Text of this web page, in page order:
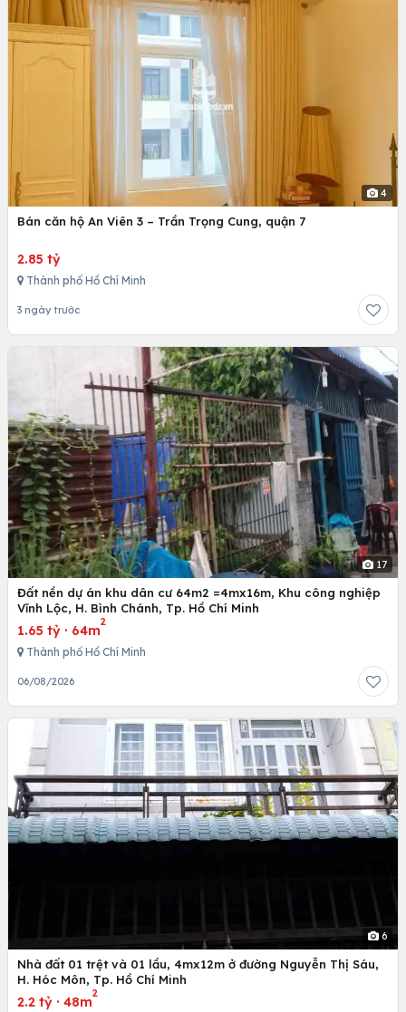
4
Bán căn hộ An Viên 3 – Trần Trọng Cung, quận 7
2.85 tỷ
Thành phố Hồ Chí Minh
3 ngày trước
17
Đất nền dự án khu dân cư 64m2 =4mx16m, Khu công nghiệp
Vĩnh Lộc, H. Bình Chánh, Tp. Hồ Chí Minh
1.65 tỷ · 64m
2
Thành phố Hồ Chí Minh
06/08/2026
6
Nhà đất 01 trệt và 01 lầu, 4mx12m ở đường Nguyễn Thị Sáu,
H. Hóc Môn, Tp. Hồ Chí Minh
2.2 tỷ · 48m
2